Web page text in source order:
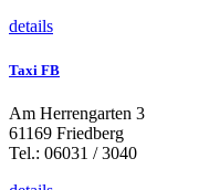
details
Taxi FB
Am Herrengarten 3
61169 Friedberg
Tel.: 06031 / 3040